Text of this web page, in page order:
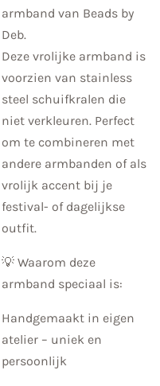
armband van Beads by
Deb.
Deze vrolijke armband is
voorzien van stainless
steel schuifkralen die
niet verkleuren. Perfect
om te combineren met
andere armbanden of als
vrolijk accent bij je
festival- of dagelijkse
outfit.
💡 Waarom deze
armband speciaal is:
Handgemaakt in eigen
atelier – uniek en
persoonlijk